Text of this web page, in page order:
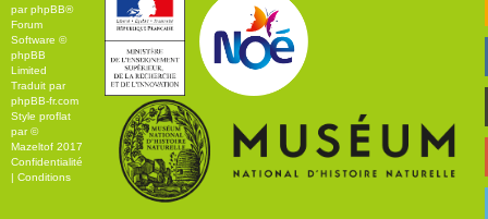
parphpBB®
Forum
Software ©
phpBB
Limited
Traduit par
phpBB-fr.com
Style proflat
par ©
Mazeltof 2017
Confidentialité
Conditions